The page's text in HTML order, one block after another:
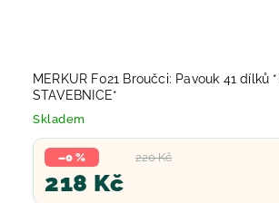
MERKUR F021 Broučci: Pavouk 41 dílků
STAVEBNICE*
Skladem
220 Kč
–0 %
218 Kč